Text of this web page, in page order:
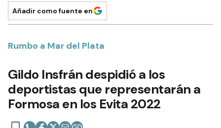
Añadir como fuente en
Rumbo a Mar del Plata
Gildo Insfrán despidió a los
deportistas que representarán a
Formosa en los Evita 2022